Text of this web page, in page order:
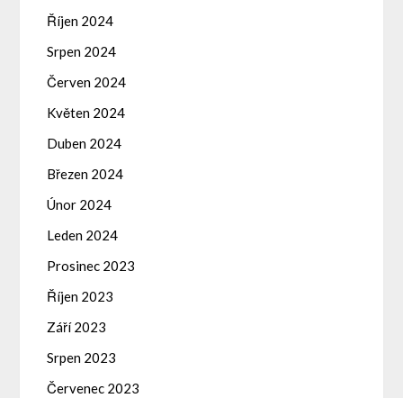
Říjen 2024
Srpen 2024
Červen 2024
Květen 2024
Duben 2024
Březen 2024
Únor 2024
Leden 2024
Prosinec 2023
Říjen 2023
Září 2023
Srpen 2023
Červenec 2023